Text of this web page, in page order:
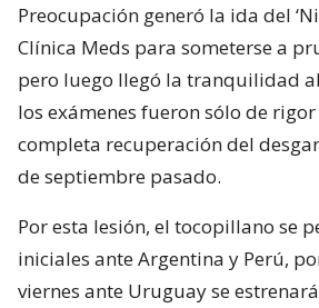
Preocupación generó la ida del
Clínica Meds para someterse a
pero luego llegó la tranquilidad
los exámenes fueron sólo de
completa recuperación del
de septiembre pasado.
Por esta lesión, el tocopillano se
iniciales ante Argentina y Perú,
viernes ante Uruguay se